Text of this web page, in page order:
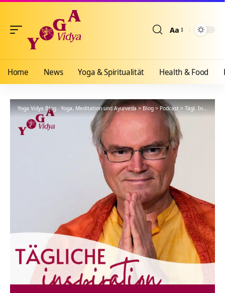
Aa
Home News Yoga & Spiritualität Health & Food
Yoga Vidya Blog - Yoga, Meditation und Ayurveda>Blog>Podcast>Tägl. Inspiration